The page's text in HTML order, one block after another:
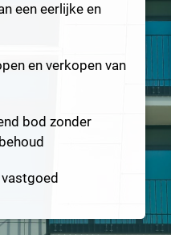
een eerlijke en
en verkopen van
bod zonder